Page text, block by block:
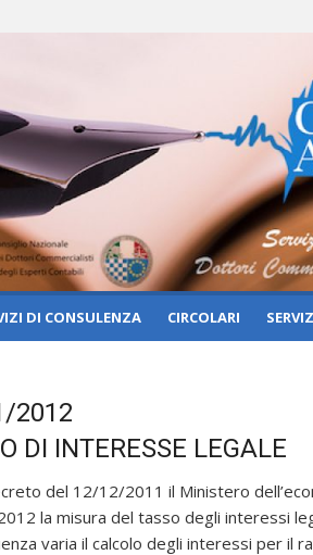
DI CONSULENZA CIRCOLARI
2012
DI INTERESSE LEGALE
del 12/12/2011 il Ministero
la misura del tasso degli interessi
varia il calcolo degli interessi per il